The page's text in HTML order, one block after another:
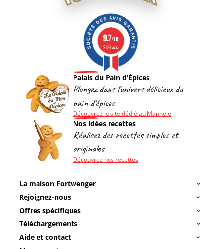
Palais du Pain d’Épices
Plongez dans l'univers délicieux du
pain d'épices
Découvrez le site dédié au Mannele
9.7/10
2184 avis
Nos idées recettes
Réalisez des recettes simples et
originales
Découvrez nos recettes
La maison Fortwenger
Rejoignez-nous
Offres spécifiques
Téléchargements
Aide et contact